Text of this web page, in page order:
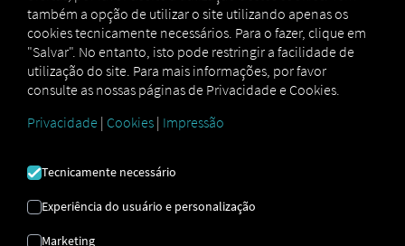
fácil com o RIO4Rental.
O RIO4Rental garante a sincronização automática das
frotas de veículos alugados e dos locatários. Os veículos
alugados aparecem instantaneamente em ambos os
sistemas. RIO As contas fornecem uma visão partilhada e
sempre atualizada do veículo, incluindo a localização,
quilometragem, velocidade, nível de combustível e
mesma visão geral clara em todos os momentos, sem
também a opção de utilizar o site utilizando apenas os
cookies tecnicamente necessários. Para o fazer, clique em
"Salvar". No entanto, isto pode restringir a facilidade de
utilização do site. Para mais informações, por favor
consulte as nossas páginas de Privacidade e Cookies.
Privacidade | Cookies | Impressão
Tecnicamente necessário
Experiência do usuário e personalização
Marketing